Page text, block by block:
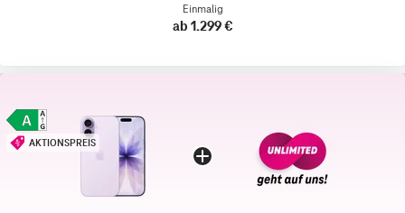
Einmalig
ab 1.299 €
AKTIONSPREIS